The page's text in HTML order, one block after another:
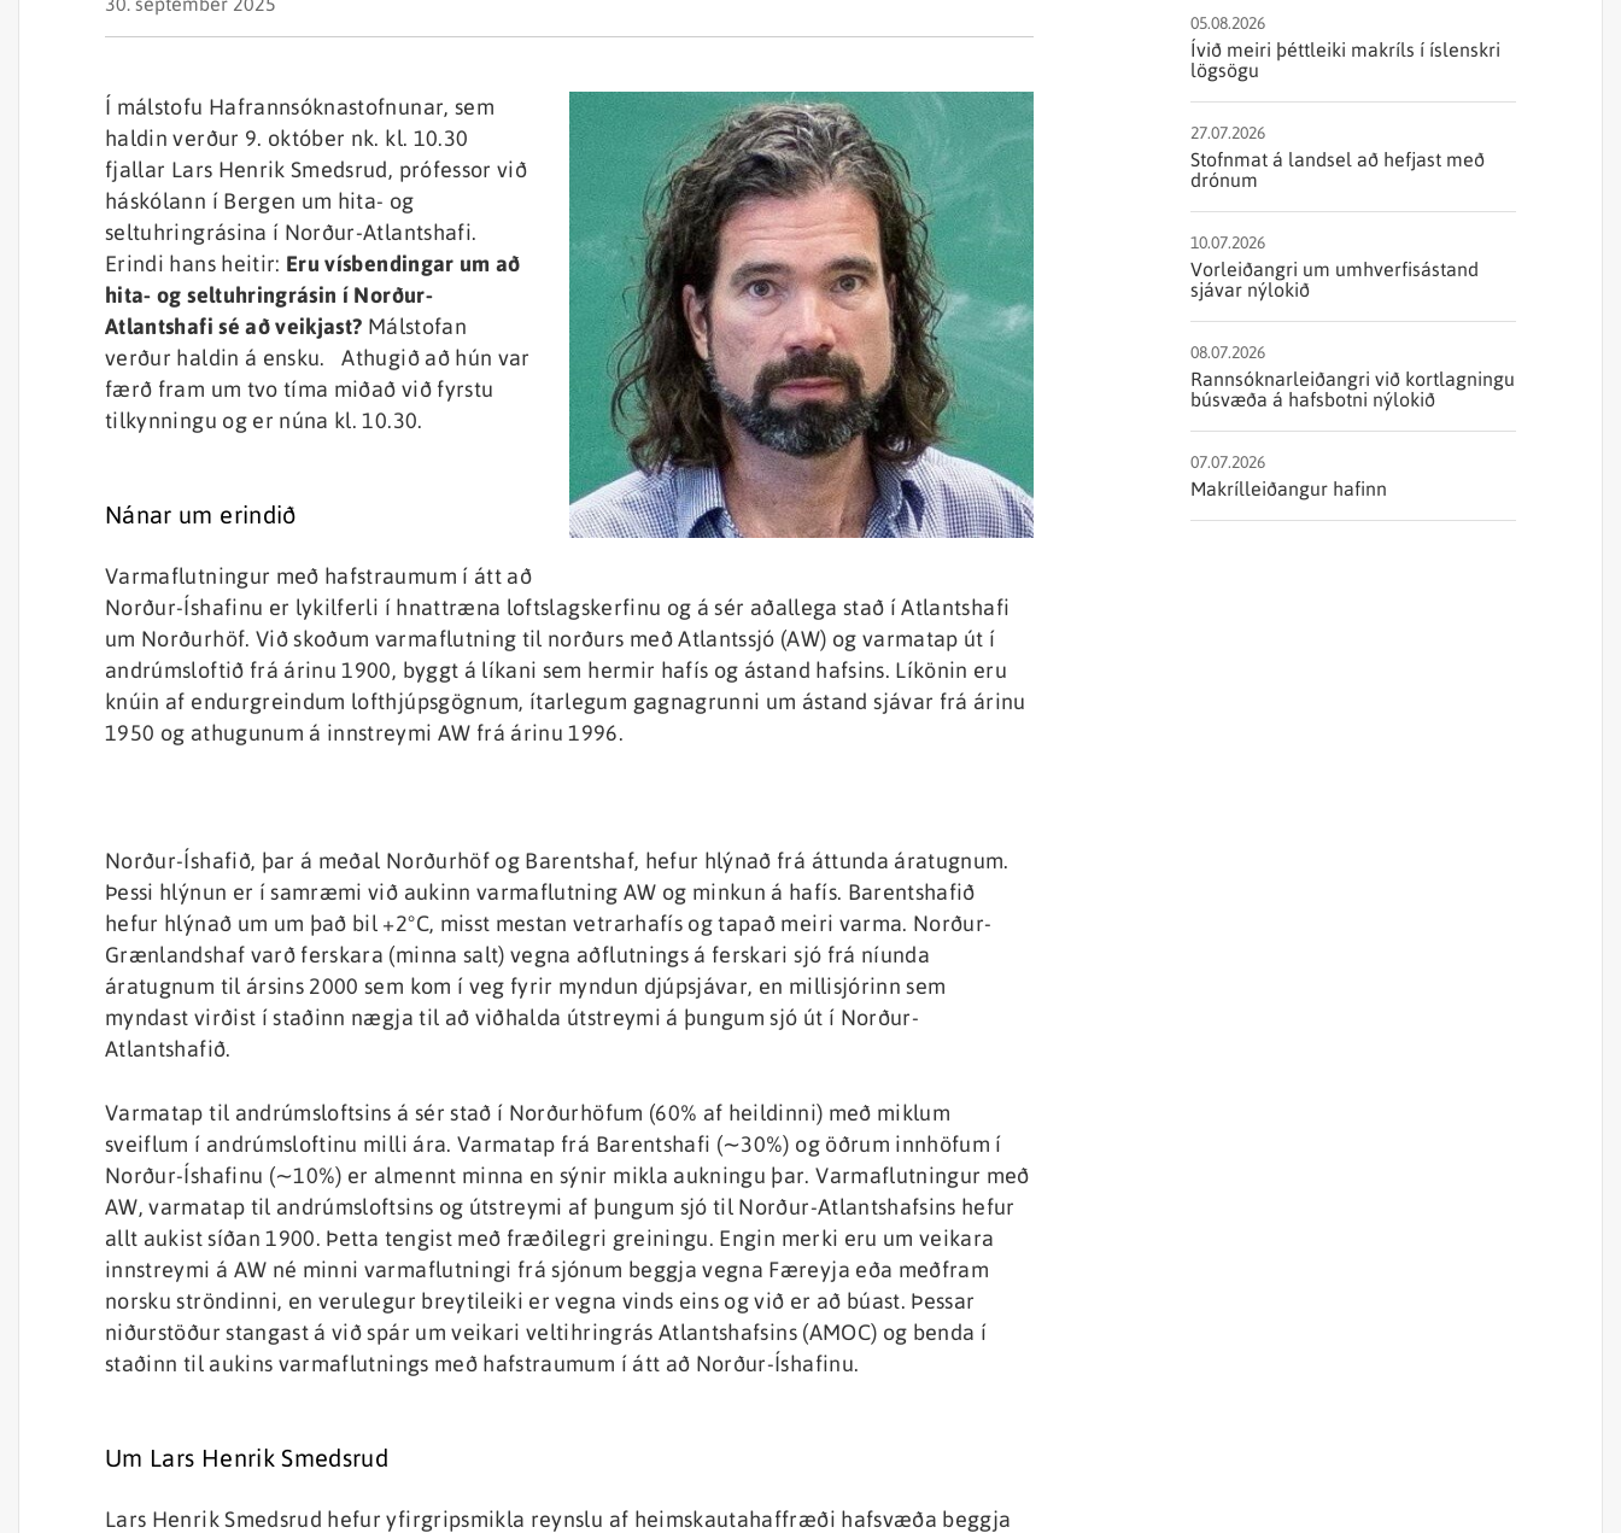
Í málstofu Hafrannsóknastofnunar, sem
haldin verður 9. október nk. kl. 10.30
fjallar Lars Henrik Smedsrud, prófessor við
háskólann í Bergen um hita- og
seltuhringrásina í Norður-Atlantshafi.
Erindi hans heitir: Eru vísbendingar um að
hita- og seltuhringrásin í Norður-
Atlantshafi sé að veikjast? Málstofan
verður haldin á ensku. Athugið að hún var
færð fram um tvo tíma miðað við fyrstu
tilkynningu og er núna kl. 10.30.
Nánar um erindið
Varmaflutningur með hafstraumum í átt að
Norður-Íshafinu er lykilferli í hnattræna loftslagskerfinu og á sér aðallega stað í Atlantshafi
um Norðurhöf. Við skoðum varmaflutning til norðurs með Atlantssjó (AW) og varmatap út í
andrúmsloftið frá árinu 1900, byggt á líkani sem hermir hafís og ástand hafsins. Líkönin eru
knúin af endurgreindum lofthjúpsgögnum, ítarlegum gagnagrunni um ástand sjávar frá árinu
1950 og athugunum á innstreymi AW frá árinu 1996.
Norður-Íshafið, þar á meðal Norðurhöf og Barentshaf, hefur hlýnað frá áttunda áratugnum.
Þessi hlýnun er í samræmi við aukinn varmaflutning AW og minkun á hafís. Barentshafið
hefur hlýnað um um það bil +2°C, misst mestan vetrarhafís og tapað meiri varma. Norður-
Grænlandshaf varð ferskara (minna salt) vegna aðflutnings á ferskari sjó frá níunda
áratugnum til ársins 2000 sem kom í veg fyrir myndun djúpsjávar, en millisjórinn sem
myndast virðist í staðinn nægja til að viðhalda útstreymi á þungum sjó út í Norður-
Atlantshafið.
Varmatap til andrúmsloftsins á sér stað í Norðurhöfum (60% af heildinni) með miklum
sveiflum í andrúmsloftinu milli ára. Varmatap frá Barentshafi (∼30%) og öðrum innhöfum í
Norður-Íshafinu (∼10%) er almennt minna en sýnir mikla aukningu þar. Varmaflutningur með
AW, varmatap til andrúmsloftsins og útstreymi af þungum sjó til Norður-Atlantshafsins hefur
allt aukist síðan 1900. Þetta tengist með fræðilegri greiningu. Engin merki eru um veikara
innstreymi á AW né minni varmaflutningi frá sjónum beggja vegna Færeyja eða meðfram
norsku ströndinni, en verulegur breytileiki er vegna vinds eins og við er að búast. Þessar
niðurstöður stangast á við spár um veikari veltihringrás Atlantshafsins (AMOC) og benda í
staðinn til aukins varmaflutnings með hafstraumum í átt að Norður-Íshafinu.
Um Lars Henrik Smedsrud
Lars Henrik Smedsrud hefur yfirgripsmikla reynslu af heimskautahaffræði hafsvæða beggja
05.08.2026
Ívið meiri þéttleiki makríls í íslenskri
lögsögu
27.07.2026
Stofnmat á landsel að hefjast með
drónum
10.07.2026
Vorleiðangri um umhverfisástand
sjávar nýlokið
08.07.2026
Rannsóknarleiðangri við kortlagningu
búsvæða á hafsbotni nýlokið
07.07.2026
Makrílleiðangur hafinn